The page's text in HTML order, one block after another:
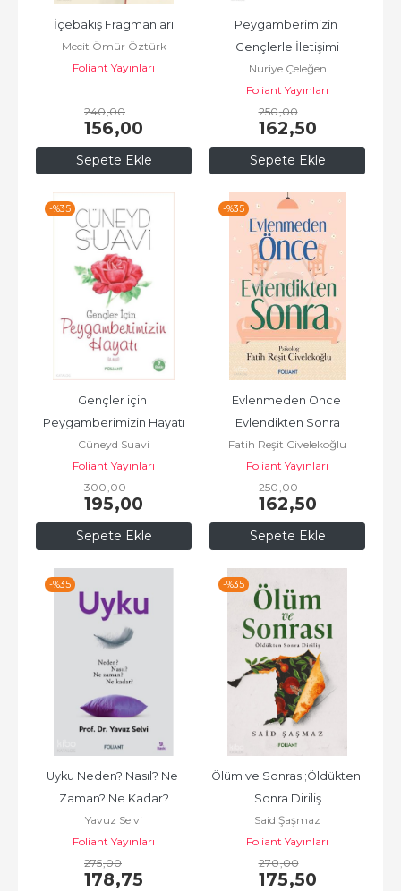
Sepete Ekle
İçebakış Fragmanları
Mecit Ömür Öztürk
Foliant Yayınları
240,00
156,00
Sepete Ekle
Peygamberimizin
Gençlerle İletişimi
Nuriye Çeleğen
Foliant Yayınları
250,00
162,50
-%35
Sepete Ekle
Gençler için
Peygamberimizin Hayatı
Cüneyd Suavi
Foliant Yayınları
300,00
195,00
-%35
Sepete Ekle
Evlenmeden Önce
Evlendikten Sonra
Fatih Reşit Civelekoğlu
Foliant Yayınları
250,00
162,50
-%35
Uyku Neden? Nasıl? Ne
Zaman? Ne Kadar?
Yavuz Selvi
Foliant Yayınları
275,00
178,75
-%35
Ölüm ve Sonrası;Öldükten
Sonra Diriliş
Said Şaşmaz
Foliant Yayınları
270,00
175,50